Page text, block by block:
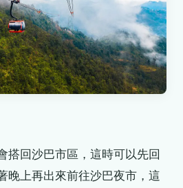
搭回沙巴市區，這時可以先回
晚上再出來前往沙巴夜市，這